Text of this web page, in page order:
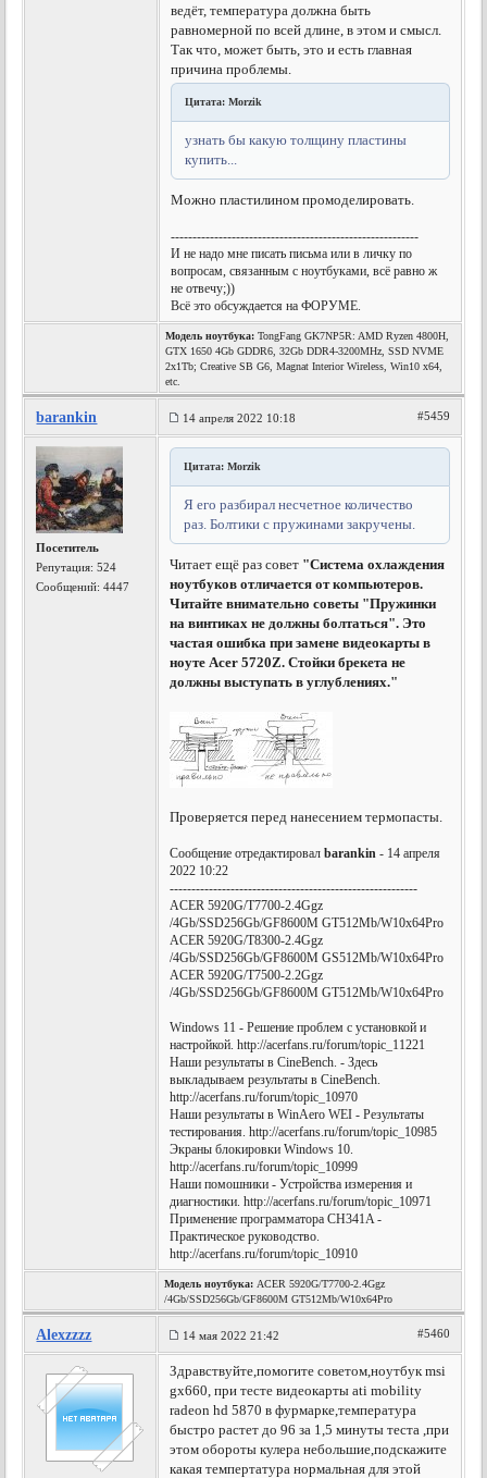
ведёт, температура должна быть
равномерной по всей длине, в этом и смысл.
Так что, может быть, это и есть главная
причина проблемы.
Цитата: Morzik
узнать бы какую толщину пластины
купить...
Можно пластилином промоделировать.
---------------------------------------------------------
И не надо мне писать письма или в личку по
вопросам, связанным с ноутбуками, всё равно ж
не отвечу;))
Всё это обсуждается на ФОРУМЕ.
Модель ноутбука: TongFang GK7NP5R: AMD Ryzen 4800H,
GTX 1650 4Gb GDDR6, 32Gb DDR4-3200MHz, SSD NVME
2x1Tb; Creative SB G6, Magnat Interior Wireless, Win10 x64,
etc.
barankin 14 апреля 2022 10:18 #5459
Посетитель
Репутация:524
Сообщений: 4447
Цитата: Morzik
Я его разбирал несчетное количество
раз. Болтики с пружинами закручены.
Читает ещё раз совет "Система охлаждения
ноутбуков отличается от компьютеров.
Читайте внимательно советы "Пружинки
на винтиках не должны болтаться". Это
частая ошибка при замене видеокарты в
ноуте Acer 5720Z. Стойки брекета не
должны выступать в углублениях."
Проверяется перед нанесением термопасты.
Сообщение отредактировалbarankin - 14 апреля
2022 10:22
---------------------------------------------------------
ACER 5920G/T7700-2.4Ggz
/4Gb/SSD256Gb/GF8600M GT512Mb/W10x64Pro
ACER 5920G/T8300-2.4Ggz
/4Gb/SSD256Gb/GF8600M GS512Mb/W10x64Pro
ACER 5920G/T7500-2.2Ggz
/4Gb/SSD256Gb/GF8600M GT512Mb/W10x64Pro
Windows 11 - Решение проблем с установкой и
настройкой. http://acerfans.ru/forum/topic_11221
Наши результаты в CineBench. - Здесь
выкладываем результаты в CineBench.
http://acerfans.ru/forum/topic_10970
Наши результаты в WinAero WEI - Результаты
тестирования. http://acerfans.ru/forum/topic_10985
Экраны блокировки Windows 10.
http://acerfans.ru/forum/topic_10999
Наши помошники - Устройства измерения и
диагностики. http://acerfans.ru/forum/topic_10971
Применение программатора CH341A -
Практическое руководство.
http://acerfans.ru/forum/topic_10910
Модель ноутбука: ACER 5920G/T7700-2.4Ggz
/4Gb/SSD256Gb/GF8600M GT512Mb/W10x64Pro
Alexzzzz 14 мая 2022 21:42 #5460
Здравствуйте,помогите советом,ноутбук msi
gx660, при тесте видеокарты ati mobility
radeon hd 5870 в фурмарке,температура
быстро растет до 96 за 1,5 минуты теста ,при
этом обороты кулера небольшие,подскажите
какая темпертатура нормальная для этой